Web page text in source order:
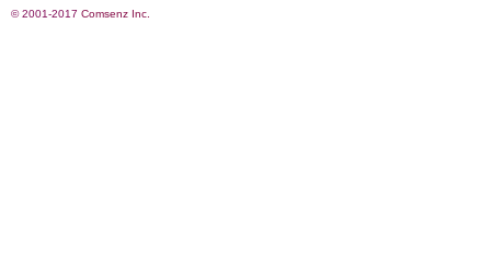
© 2001-2017 Comsenz Inc.